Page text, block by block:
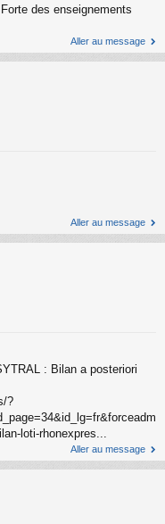
des enseignements
Aller au message
Aller au message
: Bilan a posteriori
?
loti-rhonexpres...
Aller au message